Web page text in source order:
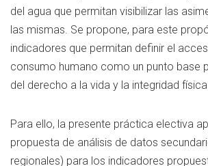
del agua que permitan visibilizar las
las mismas. Se propone, para este
indicadores que permitan definir el
consumo humano como un punto base
del derecho a la vida y la integridad
Para ello, la presente práctica electiva
propuesta de análisis de datos
regionales) para los indicadores